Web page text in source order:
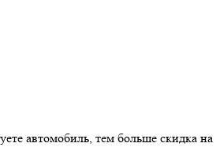
автомобиль, тем больше скидка на